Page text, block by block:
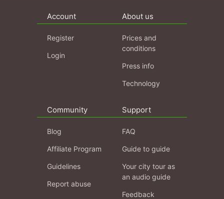
Account
Register
Login
About us
Prices and
conditions
Press info
Technology
Community
Blog
Affiliate Program
Guidelines
Report abuse
Support
FAQ
Guide to guide
Your city tour as
an audio guide
Feedback